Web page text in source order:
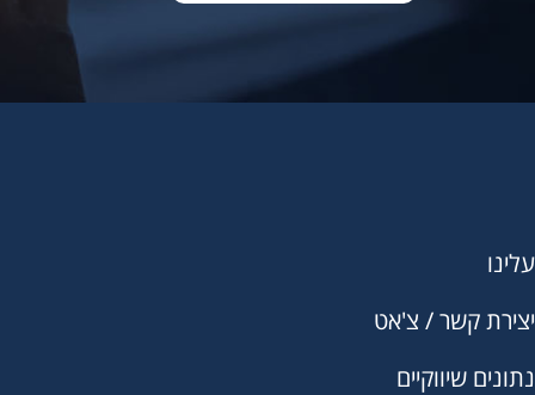
עלינו
יצירת קשר / צ'אט
נתונים שיווקיים